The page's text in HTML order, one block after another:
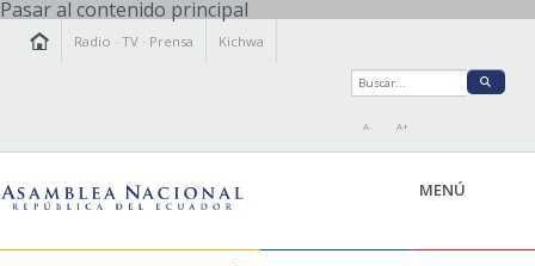
Pasar al contenido principal
Radio ·TV · Prensa Kichwa
A- A+
MENÚ